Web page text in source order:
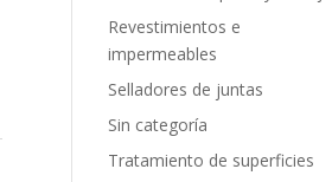
Revestimientos e
impermeables
Selladores de juntas
Sin categoría
Tratamiento de superficies